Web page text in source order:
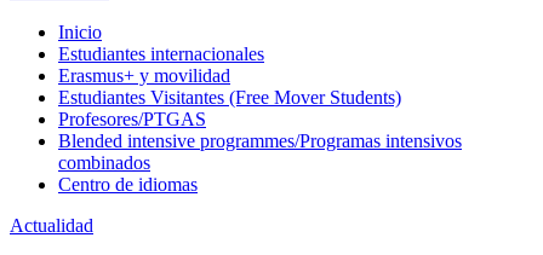
Inicio
Estudiantes internacionales
Erasmus+ y movilidad
Estudiantes Visitantes (Free Mover Students)
Profesores/PTGAS
Blended intensive programmes/Programas intensivos
combinados
Centro de idiomas
Actualidad